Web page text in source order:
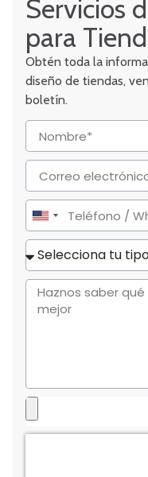
Servicios
para
Obtén toda la
diseño de tiendas,
boletín.
United
States
+1